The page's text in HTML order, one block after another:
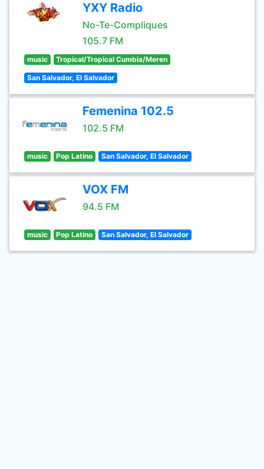
YXY Radio
No-Te-Compliques
105.7 FM
music Tropical/Tropical Cumbia/Meren
San Salvador, El Salvador
Femenina 102.5
102.5 FM
music Pop Latino San Salvador, El Salvador
VOX FM
94.5 FM
music Pop Latino San Salvador, El Salvador